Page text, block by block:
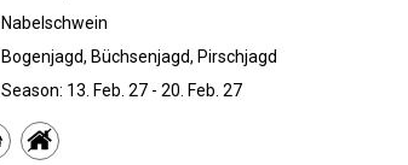
Nabelschwein
Bogenjagd, Büchsenjagd, Pirschjagd
Season: 13. Feb. 27 - 20. Feb. 27